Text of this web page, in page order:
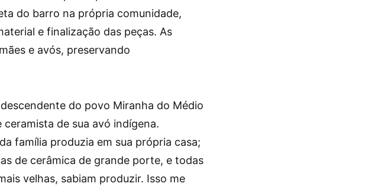
do barro na própria comunidade,
e finalização das peças. As
e avós, preservando
do povo Miranha do Médio
de sua avó indígena.
família produzia em sua própria casa;
de cerâmica de grande porte, e todas
velhas, sabiam produzir. Isso me